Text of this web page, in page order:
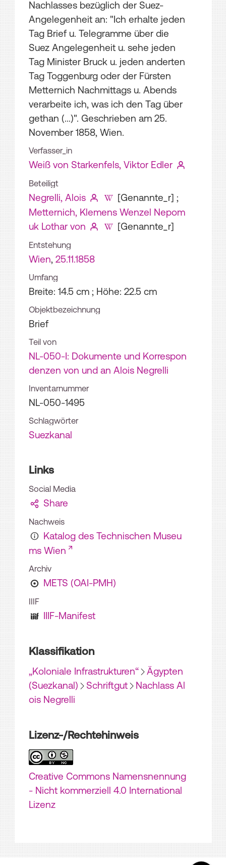
Nachlasses bezüglich der Suez-
Angelegenheit an: "Ich erhalte jeden
Tag Brief u. Telegramme über die
Suez Angelegenheit u. sehe jeden
Tag Minister Bruck u. jeden anderten
Tag Toggenburg oder der Fürsten
Metternich Nachmittags u. Abends
verarbeite ich, was ich den Tag über
gethan (...)". Geschrieben am 25.
November 1858, Wien.
Verfasser_in
Weiß von Starkenfels, Viktor Edler
Beteiligt
Negrelli, Alois [Genannte_r] ;
Metternich, Klemens Wenzel Nepom
uk Lothar von
[Genannte_r]
Entstehung
Wien, 25.11.1858
Umfang
Breite: 14.5 cm ; Höhe: 22.5 cm
Objektbezeichnung
Brief
Teil von
NL-050-I: Dokumente und Korrespon
denzen von und an Alois Negrelli
Inventarnummer
NL-050-1495
Schlagwörter
Suezkanal
Links
Social Media
Share
Nachweis
Katalog des Technischen Museu
ms Wien
Archiv
METS (OAI-PMH)
IIIF
IIIF-Manifest
Klassifikation
„Koloniale Infrastrukturen“
Ägypten
(Suezkanal)
Schriftgut
Nachlass Al
ois Negrelli
Lizenz-/Rechtehinweis
Creative Commons Namensnennung
- Nicht kommerziell 4.0 International
Lizenz